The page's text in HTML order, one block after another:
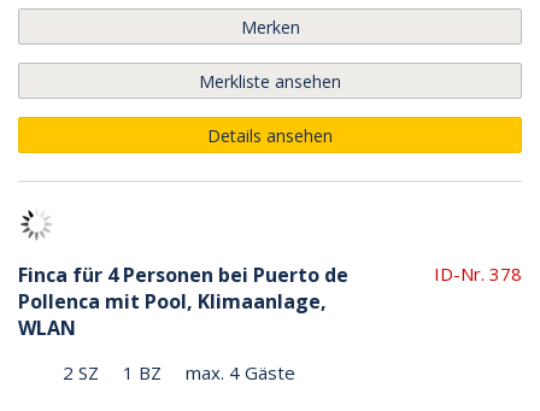
Merken
Merkliste ansehen
Details ansehen
Finca für 4 Personen bei Puerto de
Pollenca mit Pool, Klimaanlage,
WLAN
ID-Nr. 378
2 SZ 1 BZ
max. 4 Gäste